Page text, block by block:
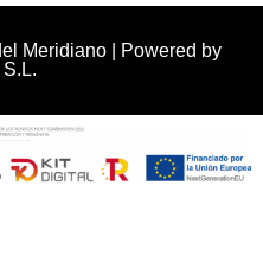
Meridiano | Powered by